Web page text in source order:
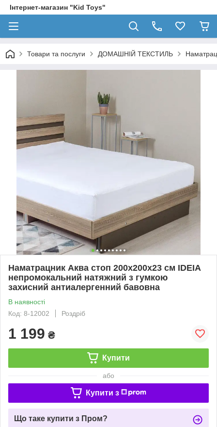
Інтернет-магазин "Kid Toys"
Товари та послуги ДОМАШНІЙ ТЕКСТИЛЬ
Наматрацник Аква стоп 200х200х23 см IDEIA
непромокальний натяжний з гумкою
захисний антиалергенний бавовна
В наявності
Код: 8-12002
Роздріб
1 199 ₴
Купити
або
Купити з
Що таке купити з Пром?